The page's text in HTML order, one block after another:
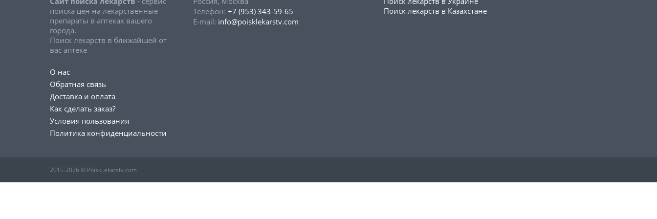
поиска цен на лекарственные
препараты в аптеках вашего
города.
Поиск лекарств в ближайшей от
вас аптеке
О нас
Обратная связь
Доставка и оплата
Как сделать заказ?
Условия пользования
Политика конфиденциальности
Телефон: +7 (953) 343-59-65
E-mail: info@poisklekarstv.com
Поиск лекарств в Казахстане
2015-2026 © PoiskLekarstv.com